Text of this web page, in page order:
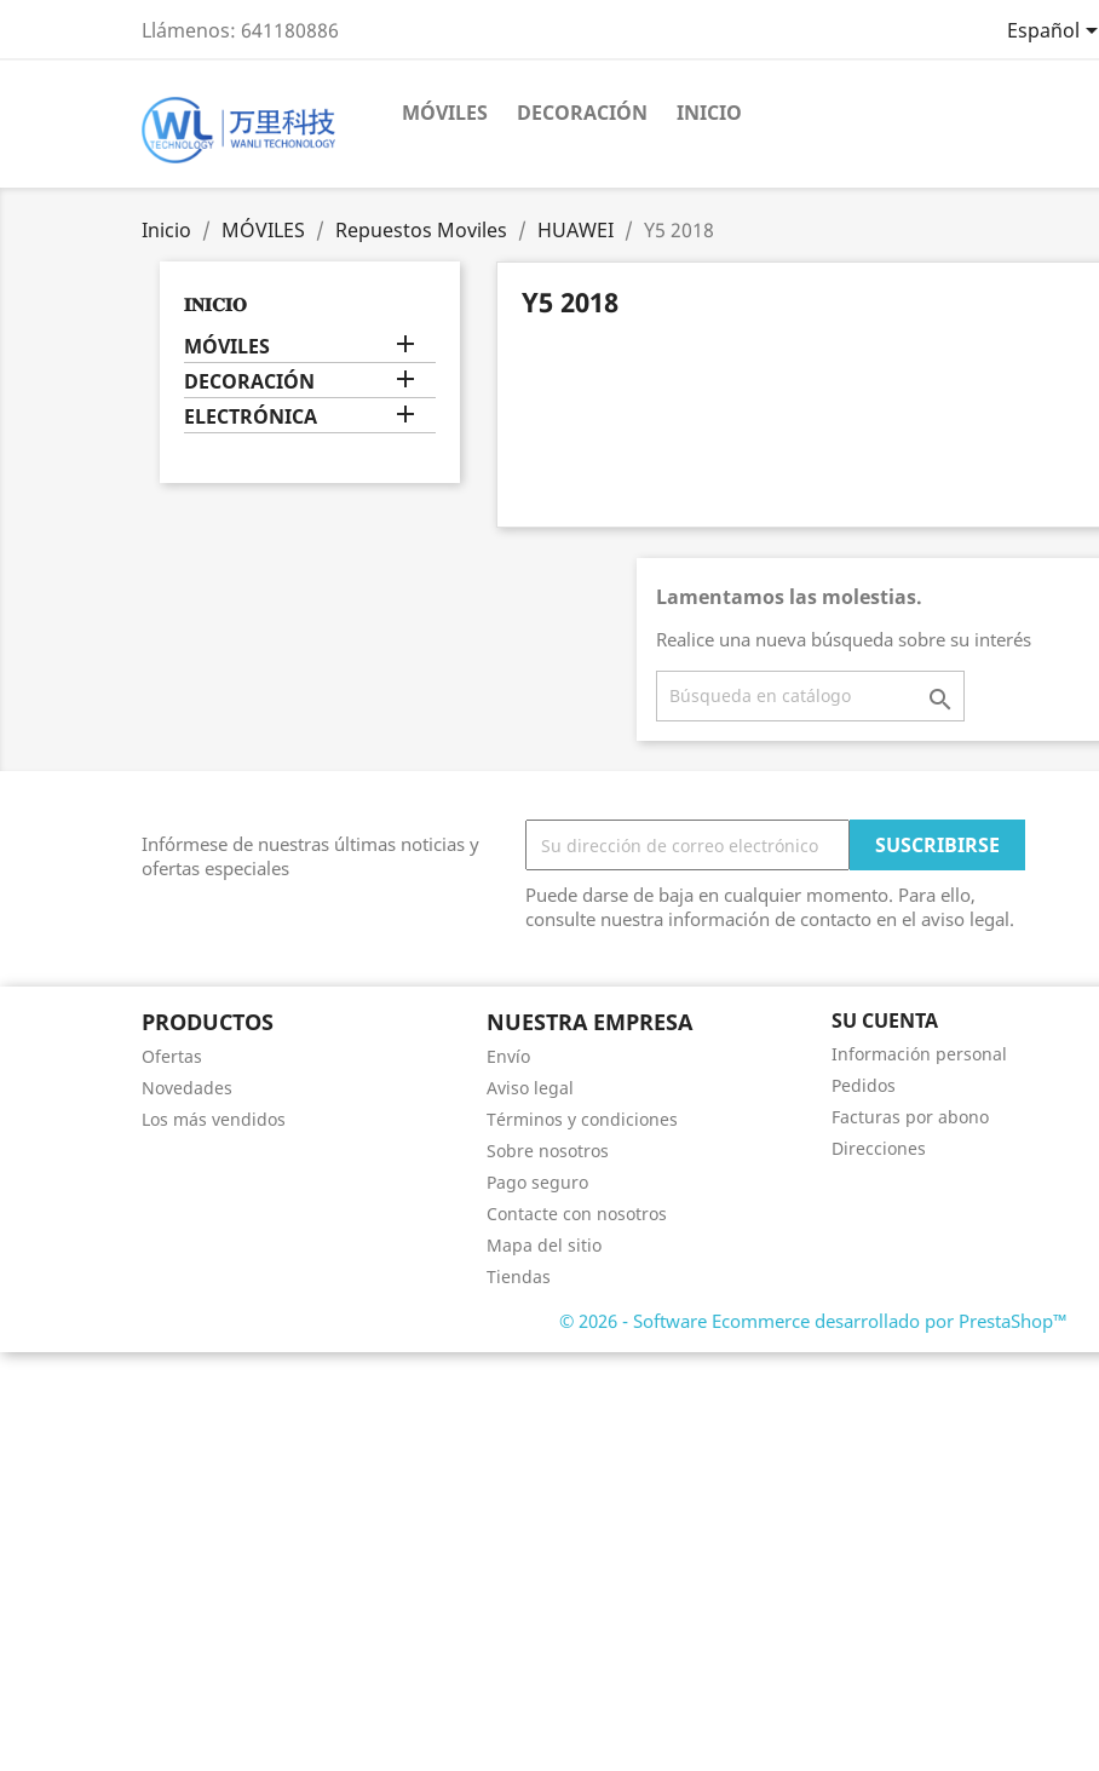
Llámenos: 641180886 Español
MÓVILES DECORACIÓN INICIO
Inicio MÓVILES Repuestos Moviles HUAWEI Y5 2018
𝐈𝐍𝐈𝐂𝐈𝐎
MÓVILES 
DECORACIÓN 
ELECTRÓNICA 
Y5 2018
Lamentamos las molestias.
Realice una nueva búsqueda sobre su interés

Infórmese de nuestras últimas noticias y
ofertas especiales
Puede darse de baja en cualquier momento. Para ello,
consulte nuestra información de contacto en el aviso legal.
PRODUCTOS
Ofertas
Novedades
Los más vendidos
NUESTRA EMPRESA
Envío
Aviso legal
Términos y condiciones
Sobre nosotros
Pago seguro
Contacte con nosotros
Mapa del sitio
Tiendas
SU CUENTA
Información personal
Pedidos
Facturas por abono
Direcciones
© 2026 - Software Ecommerce desarrollado por PrestaShop™